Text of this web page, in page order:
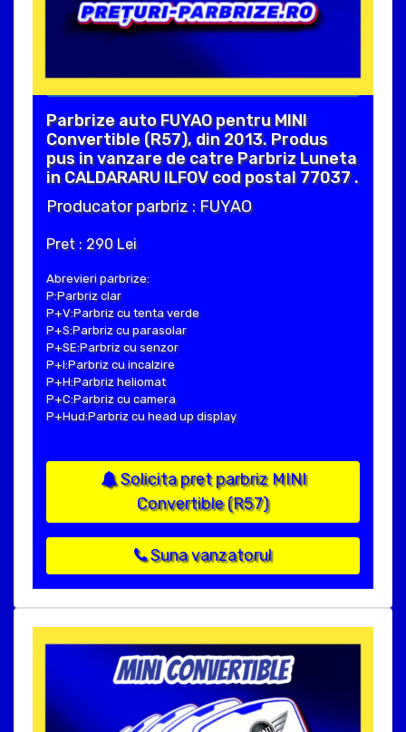
Parbrize auto FUYAO pentru MINI
Convertible (R57), din 2013. Produs
pus in vanzare de catre Parbriz Luneta
in CALDARARU ILFOV cod postal 77037 .
Producator parbriz : FUYAO
Pret : 290 Lei
Abrevieri parbrize:
P:Parbriz clar
P+V:Parbriz cu tenta verde
P+S:Parbriz cu parasolar
P+SE:Parbriz cu senzor
P+I:Parbriz cu incalzire
P+H:Parbriz heliomat
P+C:Parbriz cu camera
P+Hud:Parbriz cu head up display
Solicita pret parbriz MINI
Convertible (R57)
Suna vanzatorul